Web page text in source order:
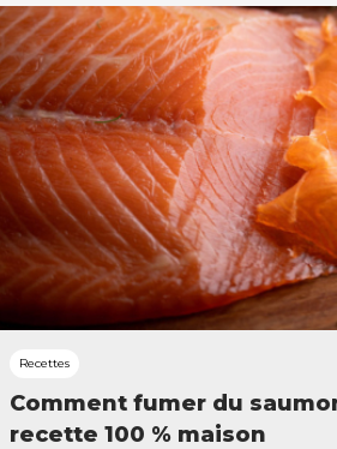
Recettes
Comment fumer du
recette 100 % maison